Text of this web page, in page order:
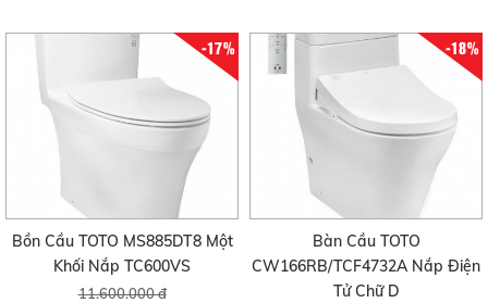
-17%
Bồn Cầu TOTO MS885DT8 Một
Khối Nắp TC600VS
11.600.000 đ
-18%
Bàn Cầu TOTO
CW166RB/TCF4732A Nắp Điện
Tử Chữ D